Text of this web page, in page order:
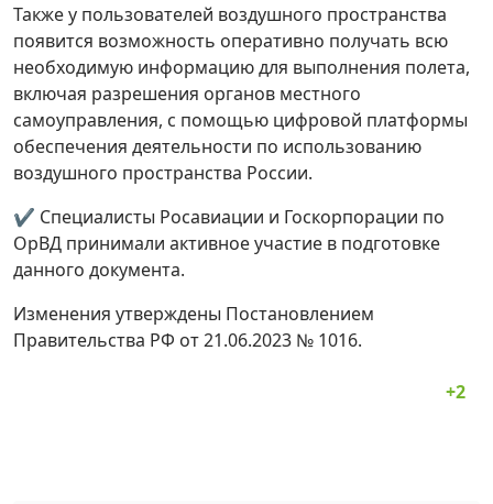
Также у пользователей воздушного пространства
появится возможность оперативно получать всю
необходимую информацию для выполнения полета,
включая разрешения органов местного
самоуправления, с помощью цифровой платформы
обеспечения деятельности по использованию
воздушного пространства России.
✔ Специалисты Росавиации и Госкорпорации по
ОрВД принимали активное участие в подготовке
данного документа.
Изменения утверждены Постановлением
Правительства РФ от 21.06.2023 № 1016.